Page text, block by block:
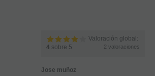
Valoración global:
4 sobre 5 2 valoraciones
Jose muñoz